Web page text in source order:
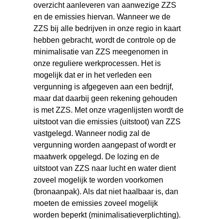
overzicht aanleveren van aanwezige ZZS
en de emissies hiervan. Wanneer we de
ZZS bij alle bedrijven in onze regio in kaart
hebben gebracht, wordt de controle op de
minimalisatie van ZZS meegenomen in
onze reguliere werkprocessen. Het is
mogelijk dat er in het verleden een
vergunning is afgegeven aan een bedrijf,
maar dat daarbij geen rekening gehouden
is met ZZS. Met onze vragenlijsten wordt de
uitstoot van die emissies (uitstoot) van ZZS
vastgelegd. Wanneer nodig zal de
vergunning worden aangepast of wordt er
maatwerk opgelegd. De lozing en de
uitstoot van ZZS naar lucht en water dient
zoveel mogelijk te worden voorkomen
(bronaanpak). Als dat niet haalbaar is, dan
moeten de emissies zoveel mogelijk
worden beperkt (minimalisatieverplichting).